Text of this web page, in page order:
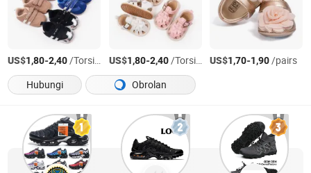
US$1,80-2,40/Torsi AS US$1,80-2,40/Torsi AS US$1,70-1,90/pairs
Hubungi
Obrolan